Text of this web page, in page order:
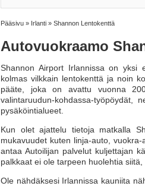
Pääsivu » Irlanti » Shannon Lentokenttä
Autovuokraamo
Shannon Airport Irlannissa on yksi
kolmas vilkkain lentokenttä ja noin
pääte, joka on avattu vuonna
valintaruudun-kohdassa-työpöydät,
pysäköintialueet.
Kun olet ajattelu tietoja matkalla
mukavuudet kuten linja-auto,
antaa Autoilijan palvelut kuljettajan
palkkaat ei ole tarpeen huolehtia
Ole nähdäksesi Irlannissa kauniita